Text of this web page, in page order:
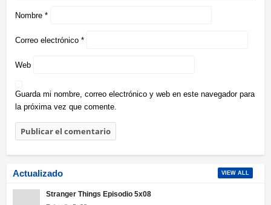
Nombre *
Correo electrónico *
Web
Guarda mi nombre, correo electrónico y web en este navegador para
la próxima vez que comente.
Actualizado VIEW ALL
Stranger Things Episodio 5x08